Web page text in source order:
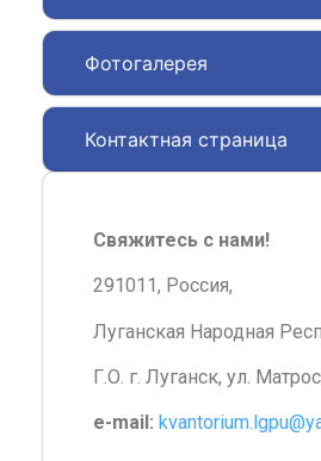
Фотогалерея
Контактная страница
Свяжитесь с нами!
291011, Россия,
Луганская Народная
Г.О. г. Луганск, ул.
e-mail: